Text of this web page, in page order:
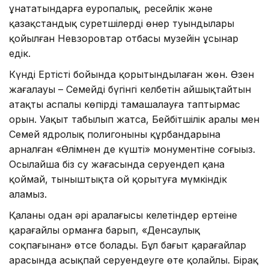
ұнататындарға еуропалық, ресейлік және
қазақстандық суретшілердің өнер туындылары
қойылған Невзоровтар отбасы музейін ұсынар
едік.
Күнді Ертістің бойында қорытындылаған жөн. Өзен
жағалауы – Семейдің бүгінгі келбетін айшықтайтын
атақты аспалы көпірді тамашалауға таптырмас
орын. Уақыт табылып жатса, Бейбітшілік аралы мен
Семей ядролық полигонының құрбандарына
арналған «Өлімнен де күшті» монументіне соғыңыз.
Осылайша біз су жағасында серуендеп қана
қоймай, тыныштықта ой қорытуға мүмкіндік
аламыз.
Қаланы одан әрі аралағысы келетіндер ертеңіне
қарағайлы орманға барып, «Денсаулық
соқпағынан» өтсе болады. Бұл бағыт қарағайлар
арасында асықпай серуендеуге өте қолайлы. Бірақ